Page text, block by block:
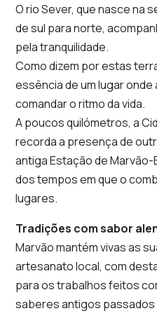
O rio Sever, que nasce na
de sul para norte,
pela tranquilidade.
Como dizem por estas
essência de um lugar
comandar o ritmo da vida.
A poucos quilómetros, a
recorda a presença de
antiga Estação de
dos tempos em que o
lugares.
Tradições com sabor
Marvão mantém vivas as
artesanato local, com
para os trabalhos feitos
saberes antigos